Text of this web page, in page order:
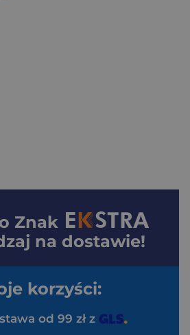
Znak
na dostawie!
korzyści:
od 99 zł z